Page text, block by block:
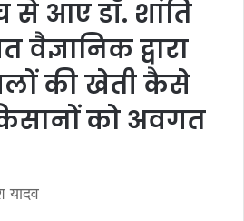
से आए डॉ. शांति
द्वारा
की खेती कैसे
को अवगत